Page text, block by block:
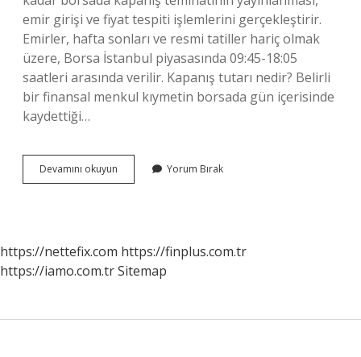
emir girişi ve fiyat tespiti işlemlerini gerçekleştirir.
Emirler, hafta sonları ve resmi tatiller hariç olmak
üzere, Borsa İstanbul piyasasında 09:45-18:05
saatleri arasında verilir. Kapanış tutarı nedir? Belirli
bir finansal menkul kıymetin borsada gün içerisinde
kaydettiği…
Devamını okuyun Kapanış
Seansı
Yorum Bırak
https://nettefix.com https://finplus.com.tr
https://iamo.com.trSitemap